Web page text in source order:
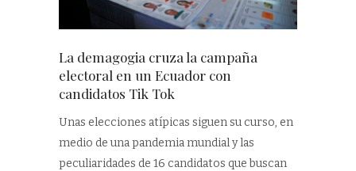
La demagogia cruza la campaña
electoral en un Ecuador con
candidatos Tik Tok
Unas elecciones atípicas siguen su curso, en
medio de una pandemia mundial y las
peculiaridades de 16 candidatos que buscan